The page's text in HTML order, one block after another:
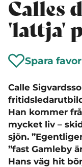
Calles
'lattja'
Spara
Calle
Han kommer
mycket liv –
sjön.
”fast Gamleby
Hans väg hit